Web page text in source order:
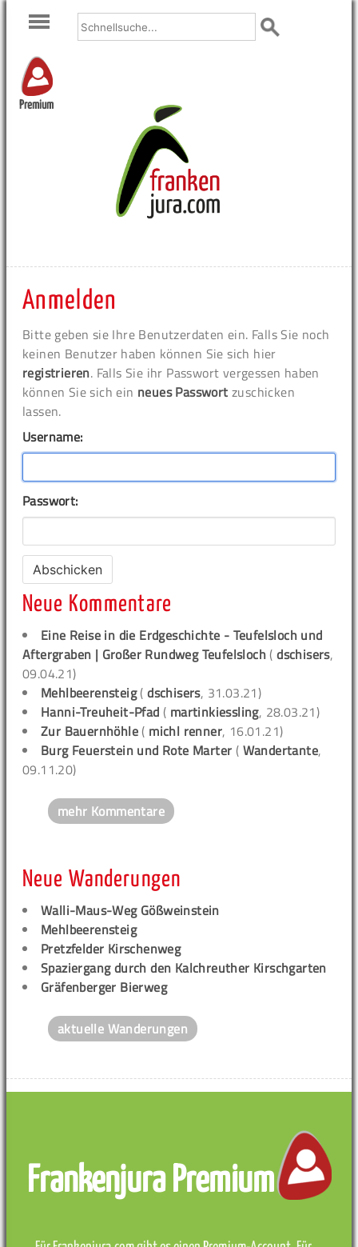
Premium
Anmelden
Bitte geben sie Ihre Benutzerdaten ein. Falls Sie noch
keinen Benutzer haben können Sie sich hier
registrieren. Falls Sie ihr Passwort vergessen haben
können Sie sich ein neues Passwort zuschicken
lassen.
Username:
Passwort:
Neue Kommentare
Eine Reise in die Erdgeschichte - Teufelsloch und
Aftergraben | Großer Rundweg Teufelsloch (dschisers,
09.04.21)
Mehlbeerensteig(dschisers, 31.03.21)
Hanni-Treuheit-Pfad ( martinkiessling, 28.03.21)
Zur Bauernhöhle ( michl renner, 16.01.21)
Burg Feuerstein und Rote Marter ( Wandertante,
09.11.20)
mehr Kommentare
Neue Wanderungen
Walli-Maus-Weg Gößweinstein
Mehlbeerensteig
Pretzfelder Kirschenweg
Spaziergang durch den Kalchreuther Kirschgarten
Gräfenberger Bierweg
aktuelle Wanderungen
Frankenjura Premium